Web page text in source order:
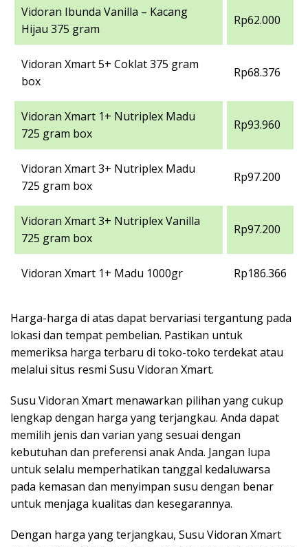
Vidoran Ibunda Vanilla – Kacang
Hijau 375 gram
Rp62.000
Vidoran Xmart 5+ Coklat 375 gram
box
Rp68.376
Vidoran Xmart 1+ Nutriplex Madu
725 gram box
Rp93.960
Vidoran Xmart 3+ Nutriplex Madu
725 gram box
Rp97.200
Vidoran Xmart 3+ Nutriplex Vanilla
725 gram box
Rp97.200
Vidoran Xmart 1+ Madu 1000gr Rp186.366
Harga-harga di atas dapat bervariasi tergantung pada
lokasi dan tempat pembelian. Pastikan untuk
memeriksa harga terbaru di toko-toko terdekat atau
melalui situs resmi Susu Vidoran Xmart.
Susu Vidoran Xmart menawarkan pilihan yang cukup
lengkap dengan harga yang terjangkau. Anda dapat
memilih jenis dan varian yang sesuai dengan
kebutuhan dan preferensi anak Anda. Jangan lupa
untuk selalu memperhatikan tanggal kedaluwarsa
pada kemasan dan menyimpan susu dengan benar
untuk menjaga kualitas dan kesegarannya.
Dengan harga yang terjangkau, Susu Vidoran Xmart